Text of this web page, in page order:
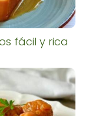
fácil y rica